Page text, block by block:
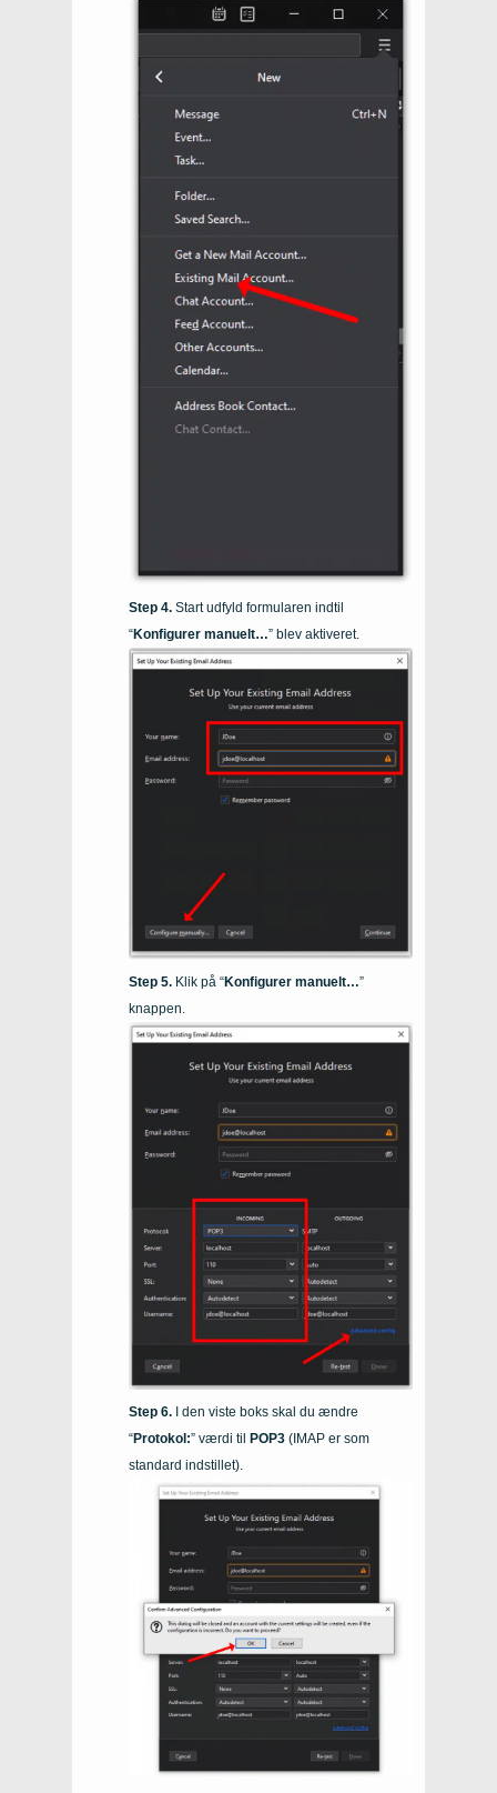
Start udfyld formularen indtil
“Konfigurer manuelt…” blev aktiveret.
Klik på “Konfigurer manuelt…”
knappen.
I den viste boks skal du ændre
“Protokol:” værdi til POP3 (IMAP er som
standard indstillet).